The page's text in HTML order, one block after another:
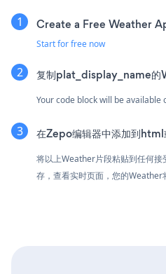
Create a Free Weather
Start for free now
复制plat_display_name的
Your code block will be available
在Zepo编辑器中添加到html
将以上Weather片段粘贴到任何
存，查看实时页面，您的Weather